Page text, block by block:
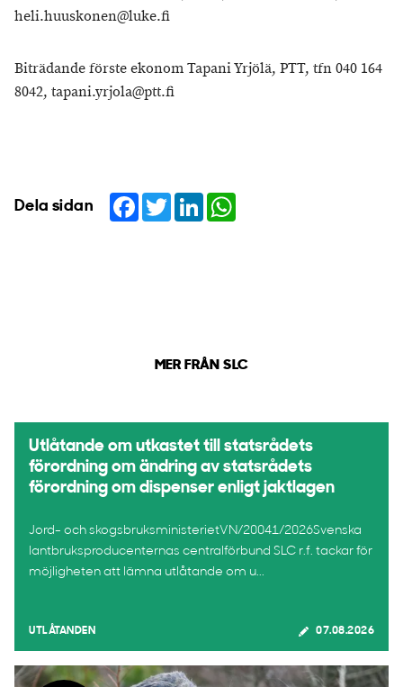
heli.huuskonen@luke.fi
Biträdande förste ekonom Tapani Yrjölä, PTT, tfn 040 164
8042, tapani.yrjola@ptt.fi
Dela sidan Facebook
TwitterLinkedIn
MER FRÅN SLC
Utlåtande om utkastet till statsrådets
förordning om ändring av statsrådets
förordning om dispenser enligt jaktlagen
Jord- och skogsbruksministerietVN/20041/2026Svenska
lantbruksproducenternas centralförbund SLC r.f. tackar för
möjligheten att lämna utlåtande om u...
UTLÅTANDEN 07.08.2026